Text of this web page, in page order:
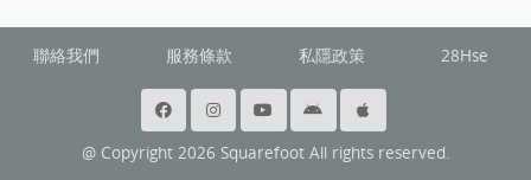
聯絡我們 服務條款 私隱政策 28Hse
@ Copyright 2026 Squarefoot All rights reserved.